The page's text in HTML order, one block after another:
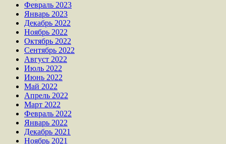
Февраль 2023
Январь 2023
Декабрь 2022
Ноябрь 2022
Октябрь 2022
Сентябрь 2022
Август 2022
Июль 2022
Июнь 2022
Май 2022
Апрель 2022
Март 2022
Февраль 2022
Январь 2022
Декабрь 2021
Ноябрь 2021